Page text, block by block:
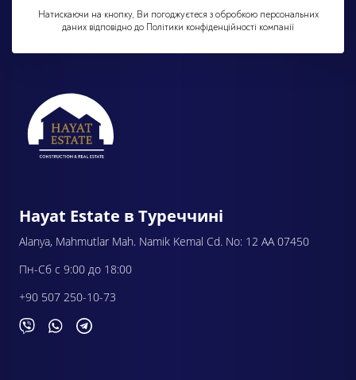
Натискаючи на кнопку, Ви погоджуєтеся з обробкою персональних
даних відповідно до Політики конфіденційності компанії
Hayat Estate в Туреччині
Alanya, Mahmutlar Mah. Namik Kemal Cd. No: 12 AA 07450
Пн-Сб с 9:00 до 18:00
+90 507 250-10-73